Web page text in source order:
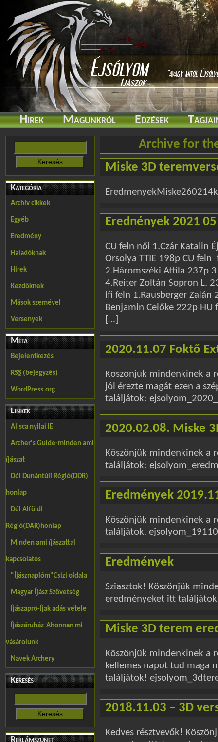
Hirek Magunkról Edzések
Kategória
Archív cikkek
Egyéb
Eredmény
Haladóknak
Hirek
Kezdőknek
Mások szemével
Versenyek
Meta
Bejelentkezés
RSS (bejegyzés)
WordPress.org
Linkek
Alisca nyilai IE
Archer's Guide-minden ami
íjászat
Dél Dunántúli Régió(DDR)
honlap
Dél Alföldi
Régió(DAR)honlap
Minden ami íjászattal
kapcsolatos
"Íjásznaplóm"Csizi oldala
Magyar Íjász Szövetség
Íjászapró-Íjak adás vétele
Íjászáruház-Ahonnan mi
vásárolunk
Navek Archery
Keresés
Reklámszünet
Archive for
Miske 3D
Erednények 2021
CU feln női 1.Czár Katalin
Orsolya TTIE 198p CU
2.Háromszéki Attila 237p
4.Reiter Zoltán Sopron L.
ifi feln 1.Rausberger Zalán
Benjamin Celőke 222p
[…]
2020.11.07 Foktő
Köszönjük mindenkinek a
jól érezte magát ezen a
találjátok:
2020.02.08. Miske
Köszönjük mindenkinek a
találjátok:
Eredmények
Köszönjük mindenkinek a
találjátok.
Eredmények
Sziasztok! Köszönjük
eredményeket itt
Miske 3D terem
Köszönjük mindenkinek a
kellemes napot tud maga
találjátok!
2018.11.03 – 3D
Kedves résztvevők!